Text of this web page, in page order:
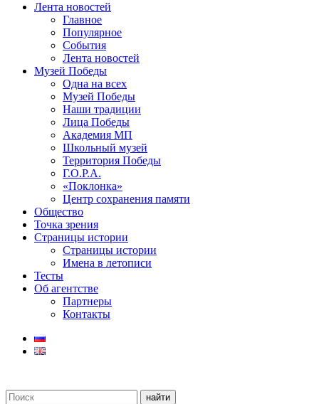
Лента новостей
Главное
Популярное
События
Лента новостей
Музей Победы
Одна на всех
Музей Победы
Наши традиции
Лица Победы
Академия МП
Школьный музей
Территория Победы
Г.О.Р.А.
«Поклонка»
Центр сохранения памяти
Общество
Точка зрения
Страницы истории
Страницы истории
Имена в летописи
Тесты
Об агентстве
Партнеры
Контакты